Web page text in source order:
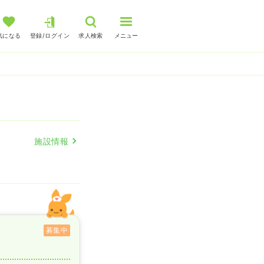
になる 登録/ログイン 求人検索 メニュー
施設情報
募集中